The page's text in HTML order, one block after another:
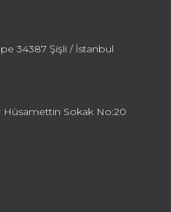
34387 Şişli / İstanbul
Hüsamettin Sokak No:20